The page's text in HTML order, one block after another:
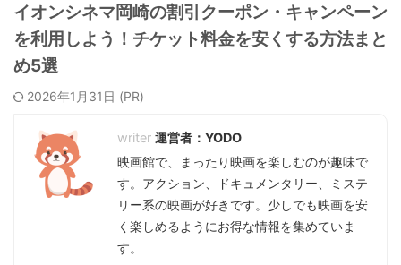
イオンシネマ岡崎の割引クーポン・キャンペーン
を利用しよう！チケット料金を安くする方法まと
め5選
2026年1月31日
運営者：YODO
映画館で、まったり映画を楽しむのが趣味で
す。アクション、ドキュメンタリー、ミステ
リー系の映画が好きです。少しでも映画を安
く楽しめるようにお得な情報を集めていま
す。